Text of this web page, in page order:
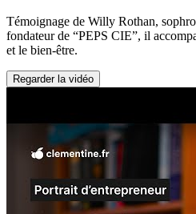
Témoignage de Willy Rothan,
fondateur de “PEPS CIE”, il
et le bien-être.
Regarder la vidéo